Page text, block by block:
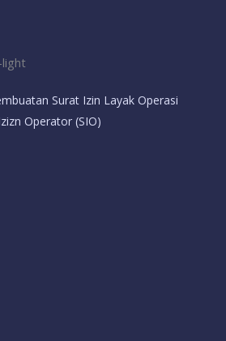
Surat Izin Layak Operasi
Operator (SIO)